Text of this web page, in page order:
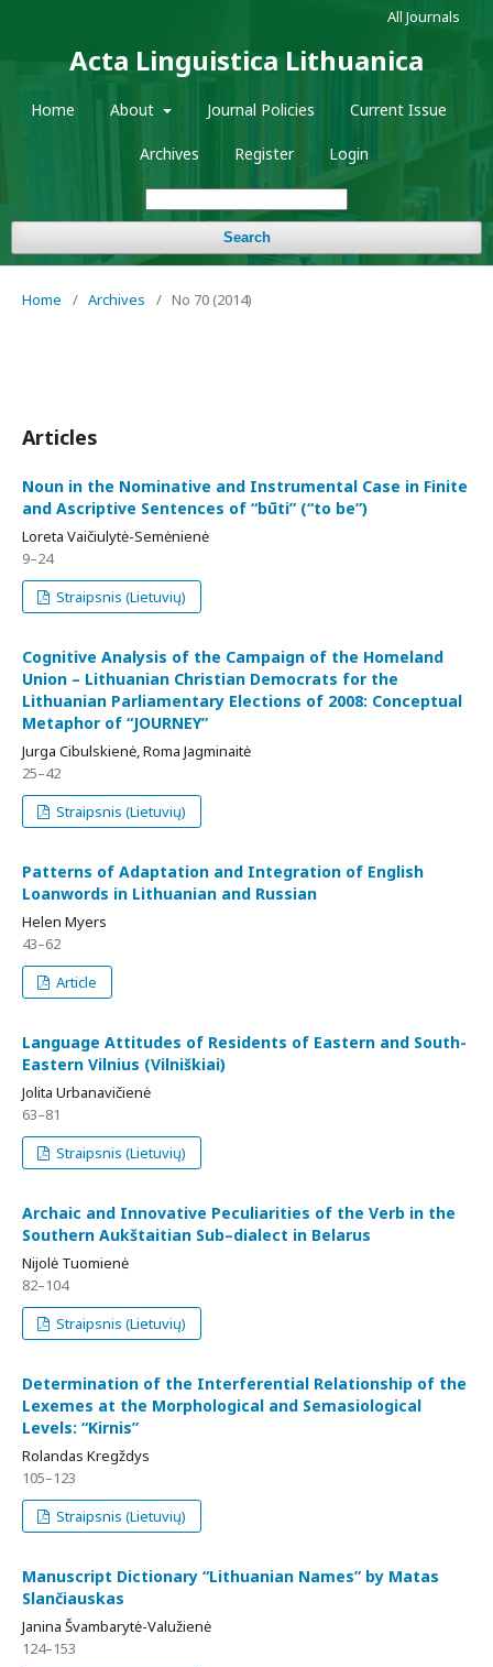
Acta Linguistica Lithuanica
Home About Journal Policies Current Issue
Archives Register Login
Search
All Journals
Home / Archives / No 70 (2014)
Articles
Noun in the Nominative and Instrumental Case in Finite
and Ascriptive Sentences of “būti” (“to be”)
Loreta Vaičiulytė-Semėnienė
9–24
Straipsnis (Lietuvių)
Cognitive Analysis of the Campaign of the Homeland
Union – Lithuanian Christian Democrats for the
Lithuanian Parliamentary Elections of 2008: Conceptual
Metaphor of “JOURNEY”
Jurga Cibulskienė, Roma Jagminaitė
25–42
Straipsnis (Lietuvių)
Patterns of Adaptation and Integration of English
Loanwords in Lithuanian and Russian
Helen Myers
43–62
Article
Language Attitudes of Residents of Eastern and South-
Eastern Vilnius (Vilniškiai)
Jolita Urbanavičienė
63–81
Straipsnis (Lietuvių)
Archaic and Innovative Peculiarities of the Verb in the
Southern Aukštaitian Sub–dialect in Belarus
Nijolė Tuomienė
82–104
Straipsnis (Lietuvių)
Determination of the Interferential Relationship of the
Lexemes at the Morphological and Semasiological
Levels: “Kirnis”
Rolandas Kregždys
105–123
Straipsnis (Lietuvių)
Manuscript Dictionary “Lithuanian Names” by Matas
Slančiauskas
Janina Švambarytė-Valužienė
124–153